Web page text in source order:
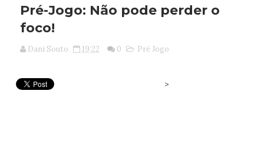
Pré-Jogo: Não pode perder o
foco!
Dani Souto 19:22 0 Pré Jogo
>